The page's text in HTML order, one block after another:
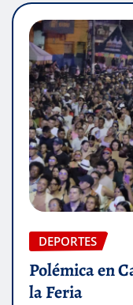
DEPORTES
Polémica en
la Feria